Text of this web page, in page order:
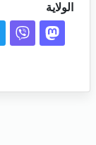
الولاية